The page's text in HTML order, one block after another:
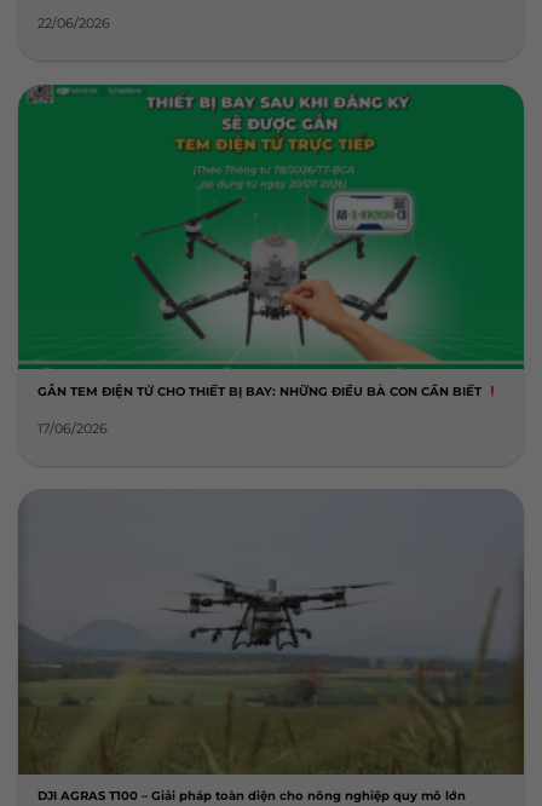
22/06/2026
GẮN TEM ĐIỆN TỬ CHO THIẾT BỊ BAY: NHỮNG ĐIỀU BÀ CON CẦN BIẾT
17/06/2026
DJI AGRAS T100 – Giải pháp toàn diện cho nông nghiệp quy mô lớn